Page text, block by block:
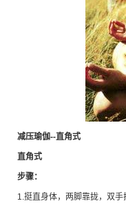
减压瑜伽--直角式
直角式
步骤：
1.挺直身体，两脚靠拢，双手